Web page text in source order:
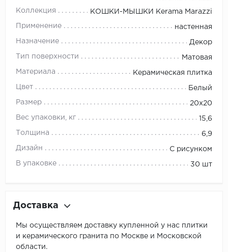
Коллекция КОШКИ-МЫШКИ Kerama Marazzi
Применение настенная
Назначение Декор
Тип поверхности Матовая
Материала Керамическая плитка
Цвет Белый
Размер 20х20
Вес упаковки, кг 15,6
Толщина 6,9
Дизайн С рисунком
В упаковке 30 шт
Доставка
Мы осуществляем доставку купленной у нас плитки
и керамического гранита по Москве и Московской
области.